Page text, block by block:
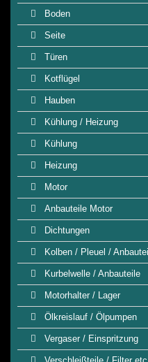
Boden
Seite
Türen
Kotflügel
Hauben
Kühlung / Heizung
Kühlung
Heizung
Motor
Anbauteile Motor
Dichtungen
Kolben / Pleuel /
Kurbelwelle / Anbauteile
Motorhalter / Lager
Ölkreislauf / Ölpumpen
Vergaser / Einspritzung